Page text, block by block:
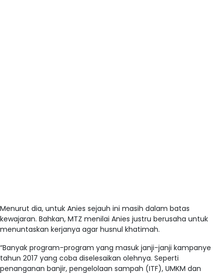
Menurut dia, untuk Anies sejauh ini masih dalam batas
kewajaran. Bahkan, MTZ menilai Anies justru berusaha untuk
menuntaskan kerjanya agar husnul khatimah.
“Banyak program-program yang masuk janji-janji kampanye
tahun 2017 yang coba diselesaikan olehnya. Seperti
penanganan banjir, pengelolaan sampah (ITF), UMKM dan